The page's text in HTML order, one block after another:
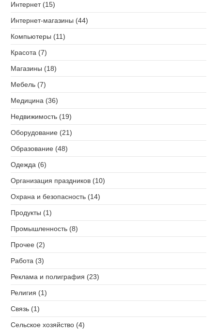
Интернет (15)
Интернет-магазины (44)
Компьютеры (11)
Красота (7)
Магазины (18)
Мебель (7)
Медицина (36)
Недвижимость (19)
Оборудование (21)
Образование (48)
Одежда (6)
Организация праздников (10)
Охрана и безопасность (14)
Продукты (1)
Промышленность (8)
Прочее (2)
Работа (3)
Реклама и полиграфия (23)
Религия (1)
Связь (1)
Сельское хозяйство (4)